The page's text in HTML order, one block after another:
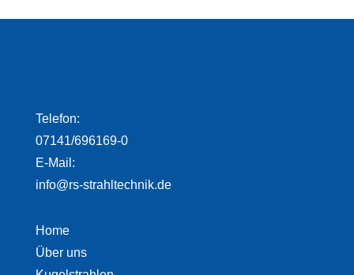
Telefon:
07141/696169-0
E-Mail:
info@rs-strahltechnik.de
Home
Über uns